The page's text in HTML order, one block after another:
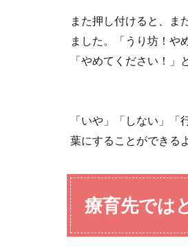
また押し付けると、ま
ました。「うり坊！や
「やめてください！」
「いや」「しない」
葉にすることができる
療育先では